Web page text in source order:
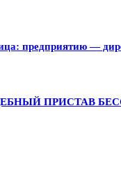
предприятию —
ПРИСТАВ